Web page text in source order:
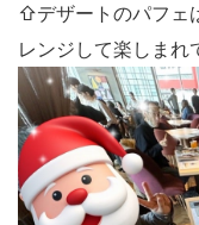
⇧デザートのパフェ
レンジして楽しまれ